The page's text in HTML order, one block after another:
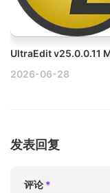
2026-06-28
发表回复
评论 *